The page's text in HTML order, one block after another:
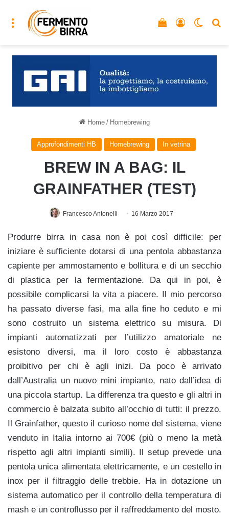
Menu Accedi
Vedi il carrello
Home / Homebrewing
Approfondimenti HB Homebrewing In vetrina
BREW IN A BAG: IL
GRAINFATHER (TEST)
Francesco Antonelli 16 Marzo 2017
Produrre birra in casa non è poi così difficile: per
iniziare è sufficiente dotarsi di una pentola abbastanza
capiente per ammostamento e bollitura e di un secchio
di plastica per la fermentazione. Da qui in poi, è
possibile complicarsi la vita a piacere. Il mio percorso
ha passato diverse fasi, ma alla fine ho ceduto e mi
sono costruito un sistema elettrico su misura. Di
impianti automatizzati per l’utilizzo amatoriale ne
esistono diversi, ma il loro costo è abbastanza
proibitivo per chi è agli inizi. Da poco è arrivato
dall’Australia un nuovo mini impianto, nato dall’idea di
una piccola startup. La differenza tra questo e gli altri in
commercio è balzata subito all’occhio di tutti: il prezzo.
Il Grainfather, questo il curioso nome del sistema, viene
venduto in Italia intorno ai 700€ (più o meno la metà
rispetto agli altri impianti simili). Il setup prevede una
pentola unica alimentata elettricamente, e un cestello in
inox per il filtraggio delle trebbie. Ha in dotazione un
sistema automatico per il controllo della temperatura di
mash e un controflusso per il raffreddamento del mosto.